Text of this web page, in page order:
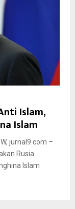
Islam,
Islam
jurnal9.com –
Rusia
Islam